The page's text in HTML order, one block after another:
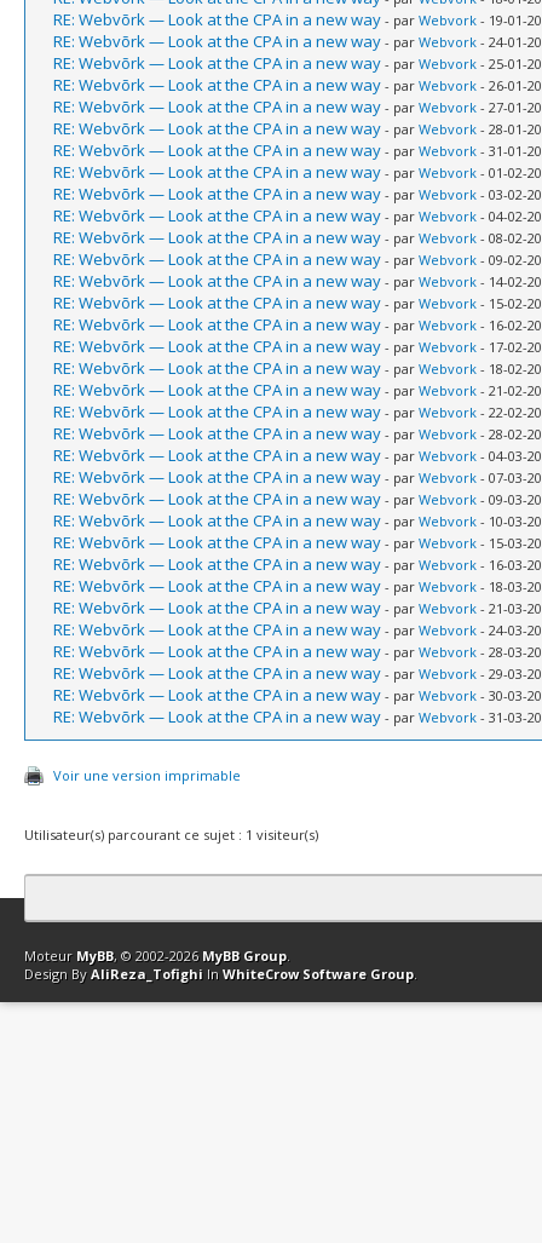
RE: Webvõrk — Look at the CPA in a new way - par Webvork - 19-01-
RE: Webvõrk — Look at the CPA in a new way - par Webvork - 24-01-
RE: Webvõrk — Look at the CPA in a new way - par Webvork - 25-01-
RE: Webvõrk — Look at the CPA in a new way - par Webvork - 26-01-
RE: Webvõrk — Look at the CPA in a new way - par Webvork - 27-01-
RE: Webvõrk — Look at the CPA in a new way - par Webvork - 28-01-
RE: Webvõrk — Look at the CPA in a new way - par Webvork - 31-01-
RE: Webvõrk — Look at the CPA in a new way - par Webvork - 01-02-
RE: Webvõrk — Look at the CPA in a new way - par Webvork - 03-02-
RE: Webvõrk — Look at the CPA in a new way - par Webvork - 04-02-
RE: Webvõrk — Look at the CPA in a new way - par Webvork - 08-02-
RE: Webvõrk — Look at the CPA in a new way - par Webvork - 09-02-
RE: Webvõrk — Look at the CPA in a new way - par Webvork - 14-02-
RE: Webvõrk — Look at the CPA in a new way - par Webvork - 15-02-
RE: Webvõrk — Look at the CPA in a new way - par Webvork - 16-02-
RE: Webvõrk — Look at the CPA in a new way - par Webvork - 17-02-
RE: Webvõrk — Look at the CPA in a new way - par Webvork - 18-02-
RE: Webvõrk — Look at the CPA in a new way - par Webvork - 21-02-
RE: Webvõrk — Look at the CPA in a new way - par Webvork - 22-02-
RE: Webvõrk — Look at the CPA in a new way - par Webvork - 28-02-
RE: Webvõrk — Look at the CPA in a new way - par Webvork - 04-03-
RE: Webvõrk — Look at the CPA in a new way - par Webvork - 07-03-
RE: Webvõrk — Look at the CPA in a new way - par Webvork - 09-03-
RE: Webvõrk — Look at the CPA in a new way - par Webvork - 10-03-
RE: Webvõrk — Look at the CPA in a new way - par Webvork - 15-03-
RE: Webvõrk — Look at the CPA in a new way - par Webvork - 16-03-
RE: Webvõrk — Look at the CPA in a new way - par Webvork - 18-03-
RE: Webvõrk — Look at the CPA in a new way - par Webvork - 21-03-
RE: Webvõrk — Look at the CPA in a new way - par Webvork - 24-03-
RE: Webvõrk — Look at the CPA in a new way - par Webvork - 28-03-
RE: Webvõrk — Look at the CPA in a new way - par Webvork - 29-03-
RE: Webvõrk — Look at the CPA in a new way - par Webvork - 30-03-
RE: Webvõrk — Look at the CPA in a new way - par Webvork - 31-03-
Voir une version imprimable
Utilisateur(s) parcourant ce sujet : 1 visiteur(s)
Contact Club Affiliation Retourner en haut Version bas-débit
Moteur MyBB, © 2002-2026 MyBB Group.
Design By AliReza_Tofighi In WhiteCrow Software Group.